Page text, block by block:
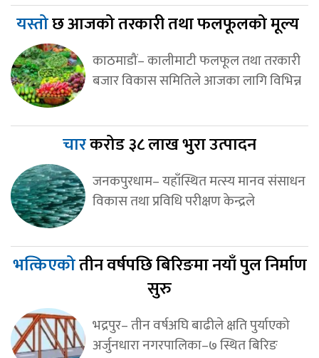
यस्तोछ आजको तरकारी तथा फलफूलको मूल्य
काठमाडौं– कालीमाटी फलफूल तथा तरकारी
बजार विकास समितिले आजका लागि विभिन्न
चारकरोड ३८ लाख भुरा उत्पादन
जनकपुरधाम– यहाँस्थित मत्स्य मानव संसाधन
विकास तथा प्रविधि परीक्षण केन्द्रले
भत्किएकोतीन वर्षपछि बिरिङमा नयाँ पुल निर्माण
सुरु
भद्रपुर– तीन वर्षअघि बाढीले क्षति पुर्याएको
अर्जुनधारा नगरपालिका–७ स्थित बिरिङ